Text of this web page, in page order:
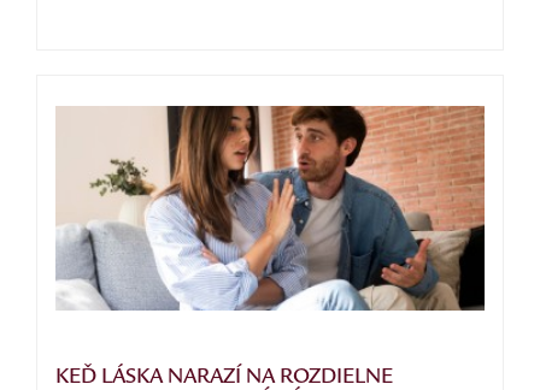
KEĎ LÁSKA NARAZÍ NA ROZDIELNE